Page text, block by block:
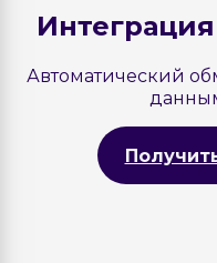
Автоматический